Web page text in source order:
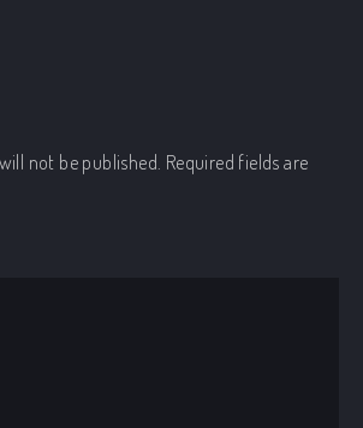
not be published. Required fields are